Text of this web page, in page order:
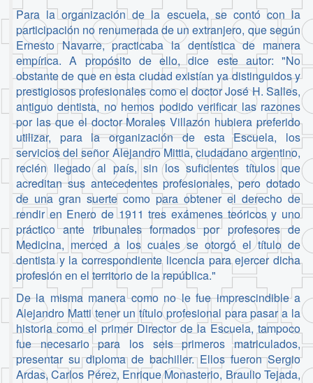
Para la organización de la escuela, se contó con la
participación no renumerada de un extranjero, que según
Ernesto Navarre, practicaba la dentística de manera
empírica. A propósito de ello, dice este autor: "No
obstante de que en esta ciudad existían ya distinguidos y
prestigiosos profesionales como el doctor José H. Salles,
antiguo dentista, no hemos podido verificar las razones
por las que el doctor Morales Villazón hubiera preferido
utilizar, para la organización de esta Escuela, los
servicios del señor Alejandro Mittia, ciudadano argentino,
recién llegado al país, sin los suficientes títulos que
acreditan sus antecedentes profesionales, pero dotado
de una gran suerte como para obtener el derecho de
rendir en Enero de 1911 tres exámenes teóricos y uno
práctico ante tribunales formados por profesores de
Medicina, merced a los cuales se otorgó el título de
dentista y la correspondiente licencia para ejercer dicha
profesión en el territorio de la república."
De la misma manera como no le fue imprescindible a
Alejandro Matti tener un título profesional para pasar a la
historia como el primer Director de la Escuela, tampoco
fue necesario para los seis primeros matriculados,
presentar su diploma de bachiller. Ellos fueron Sergio
Ardas, Carlos Pérez, Enrique Monasterio, Braulio Tejada,